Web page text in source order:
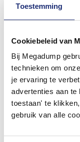
Toestemming
Cookiebeleid van
Bij Megadump
technieken om
je ervaring te
advertenties aan te
toestaan' te
gebruik van alle
Meer info